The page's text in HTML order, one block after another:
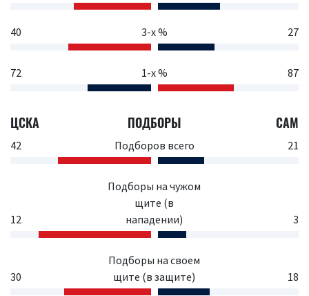
40 3-х % 27
72 1-х % 87
ЦСКА ПОДБОРЫ САМ
42 Подборов всего 21
12
Подборы на чужом
щите (в
нападении)
3
30
Подборы на своем
щите (в защите)
18